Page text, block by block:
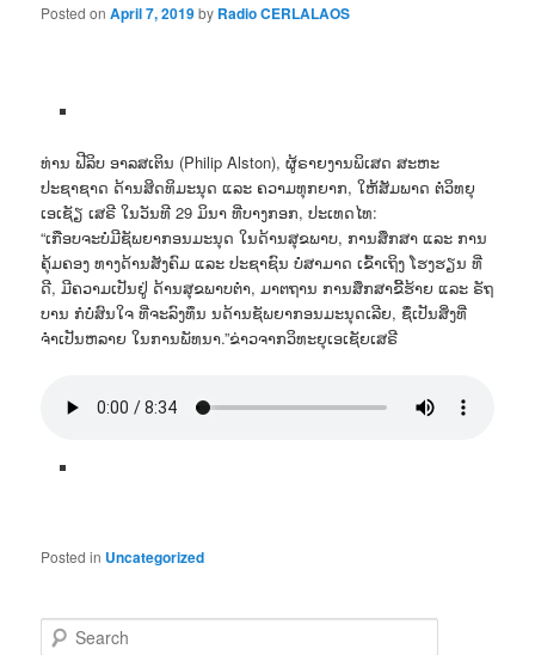
Posted onApril 7, 2019by Radio CERLALAOS
ທ່ານ ຟີລິບ ອາລສເຕິນ (Philip Alston), ຜູ້ຣາຍງານພິເສດ ສະຫະ
ປະຊາຊາດ ດ້ານສິດທິມະນຸດ ແລະ ຄວາມທຸກຍາກ, ໃຫ້ສັມພາດ ຕໍ່ວິທຍຸ
ເອເຊັຽ ເສຣີ ໃນວັນທີ 29 ມິນາ ທີ່ບາງກອກ, ປະເທດໄທ:
“ເກືອບຈະບໍ່ມີຊັພຍາກອນມະນຸດ ໃນດ້ານສຸຂພາບ, ການສຶກສາ ແລະ ການ
ຄຸ້ມຄອງ ທາງດ້ານສັງຄົມ ແລະ ປະຊາຊົນ ບໍ່ສາມາດ ເຂົ້າເຖິງ ໂຮງຮຽນ ທີ່
ດີ, ມີຄວາມເປັນຢູ່ ດ້ານສຸຂພາບຕ່ຳ, ມາຕຖານ ການສຶກສາຂີ້ຮ້າຍ ແລະ ຣັຖ
ບານ ກໍບໍ່ສົນໃຈ ທີ່ຈະລົງທຶນ ນດ້ານຊັພຍາກອນມະນຸດເລີຍ, ຊຶ່ເປັນສິ່ງທີ່
ຈຳເປັນຫລາຍ ໃນການພັທນາ.”ຂ່າວຈາກວິທະຍຸເອເຊັຍເສຣີ
Posted in Uncategorized